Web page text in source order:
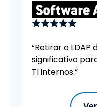
“Retirar o LDAP
significativo
TI internos.”